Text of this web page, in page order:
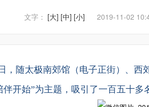
文字： [大] [中] [小] 2019-11-02
，随太极南郊馆（电子正街）、
开始”为主题，吸引了一百五十多